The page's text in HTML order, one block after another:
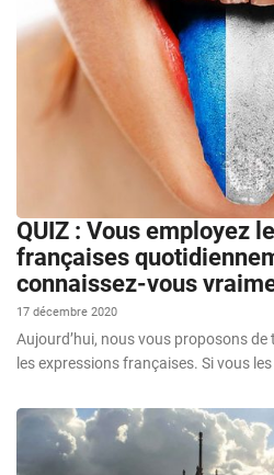
QUIZ : Vous employez
françaises
connaissez-vous
17 décembre 2020
Aujourd’hui, nous vous proposons
les expressions françaises. Si vous